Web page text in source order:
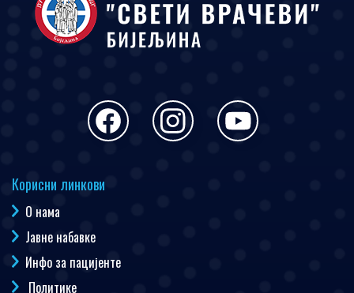
Корисни линкови
О нама
Јавне набавке
Инфо за пацијенте
Политике